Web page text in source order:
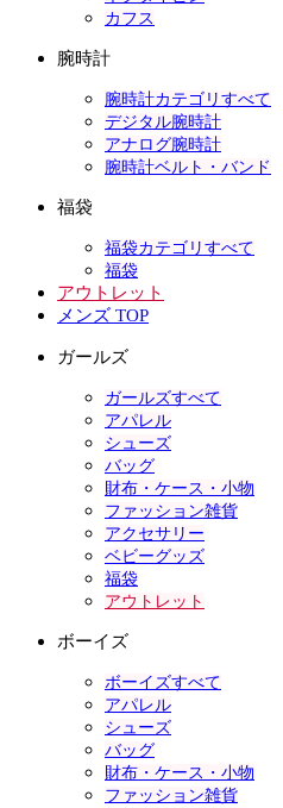
カフス
腕時計
腕時計カテゴリすべて
デジタル腕時計
アナログ腕時計
腕時計ベルト・バンド
福袋
福袋カテゴリすべて
福袋
アウトレット
メンズ TOP
ガールズ
ガールズすべて
アパレル
シューズ
バッグ
財布・ケース・小物
ファッション雑貨
アクセサリー
ベビーグッズ
福袋
アウトレット
ボーイズ
ボーイズすべて
アパレル
シューズ
バッグ
財布・ケース・小物
ファッション雑貨